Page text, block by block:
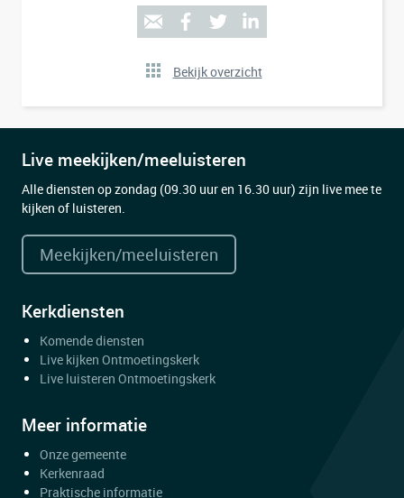
Bekijk overzicht
Live meekijken/meeluisteren
Alle diensten op zondag (09.30 uur en 16.30 uur) zijn live mee te
kijken of luisteren.
Meekijken/meeluisteren
Kerkdiensten
Komende diensten
Live kijken Ontmoetingskerk
Live luisteren Ontmoetingskerk
Meer informatie
Onze gemeente
Kerkenraad
Praktische informatie